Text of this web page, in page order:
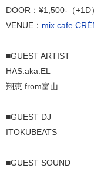
DOOR：¥1,500-（+1D）
VENUE： mix cafe
■GUEST ARTIST
HAS.aka.EL
翔恵 from富山
■GUEST DJ
ITOKUBEATS
■GUEST SOUND